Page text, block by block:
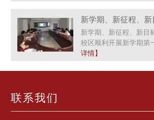
新学期、新征程、新目
校区顺利开展新学期第
详情】
联系我们